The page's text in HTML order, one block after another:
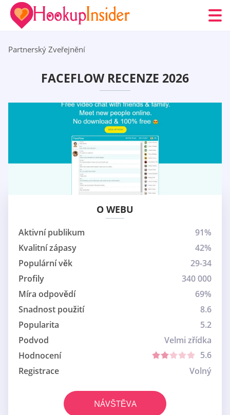
Partnerský Zveřejnění
FACEFLOW RECENZE 2026
O WEBU
Aktivní publikum
91%
Kvalitní zápasy
42%
Populární věk
29-34
Profily
340 000
Míra odpovědí
69%
Snadnost použití
8.6
Popularita
5.2
Podvod
Velmi zřídka
Hodnocení
5.6
Registrace
Volný
NÁVŠTĚVA